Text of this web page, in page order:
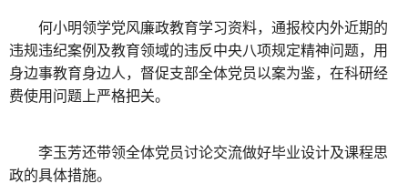
何小明领学党风廉政教育学习资料，通报校内外近期的
违规违纪案例及教育领域的违反中央八项规定精神问题，用
身边事教育身边人，督促支部全体党员以案为鉴，在科研经
费使用问题上严格把关。
李玉芳还带领全体党员讨论交流做好毕业设计及课程思
政的具体措施。